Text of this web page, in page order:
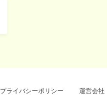
プライバシーポリシー 運営会社